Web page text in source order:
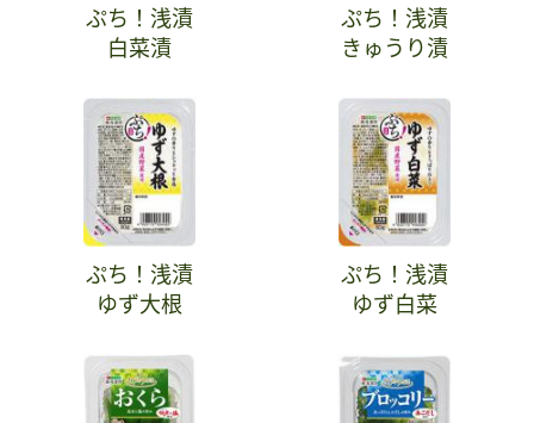
ぷち！浅漬
白菜漬
ぷち！浅漬
きゅうり漬
ぷち！浅漬
ゆず大根
ぷち！浅漬
ゆず白菜